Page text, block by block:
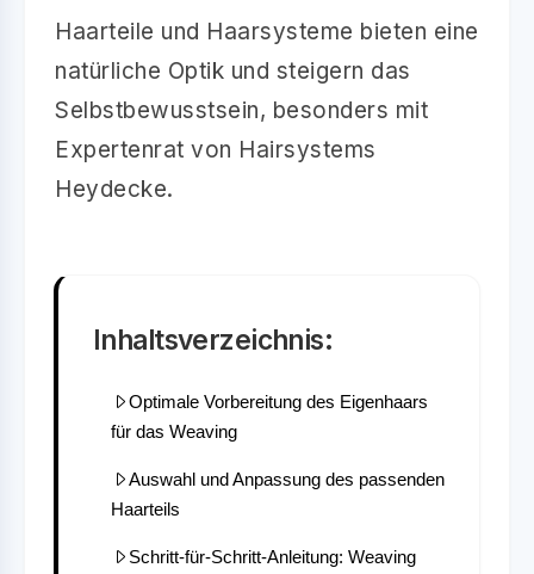
Haarteile und Haarsysteme bieten eine
natürliche Optik und steigern das
Selbstbewusstsein, besonders mit
Expertenrat von Hairsystems
Heydecke.
Inhaltsverzeichnis:
Optimale Vorbereitung des Eigenhaars
für das Weaving
Auswahl und Anpassung des passenden
Haarteils
Schritt-für-Schritt-Anleitung: Weaving